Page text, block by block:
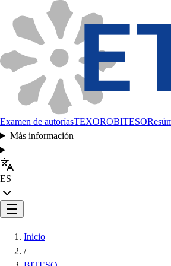
Examen de autoríasTEXOROBITESO
Más información
ES
Inicio
/